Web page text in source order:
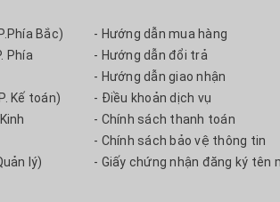
Bắc)
Phía
Kế toán)
lý)
- Hướng dẫn mua hàng
- Hướng dẫn đổi trả
- Hướng dẫn giao nhận
- Điều khoản dịch vụ
- Chính sách thanh toán
- Chính sách bảo vệ thông tin
- Giấy chứng nhận đăng ký tên